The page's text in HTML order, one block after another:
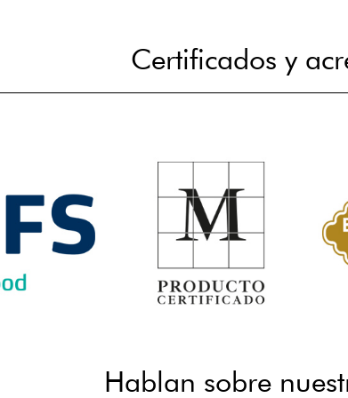
Certificados y
Hablan sobre